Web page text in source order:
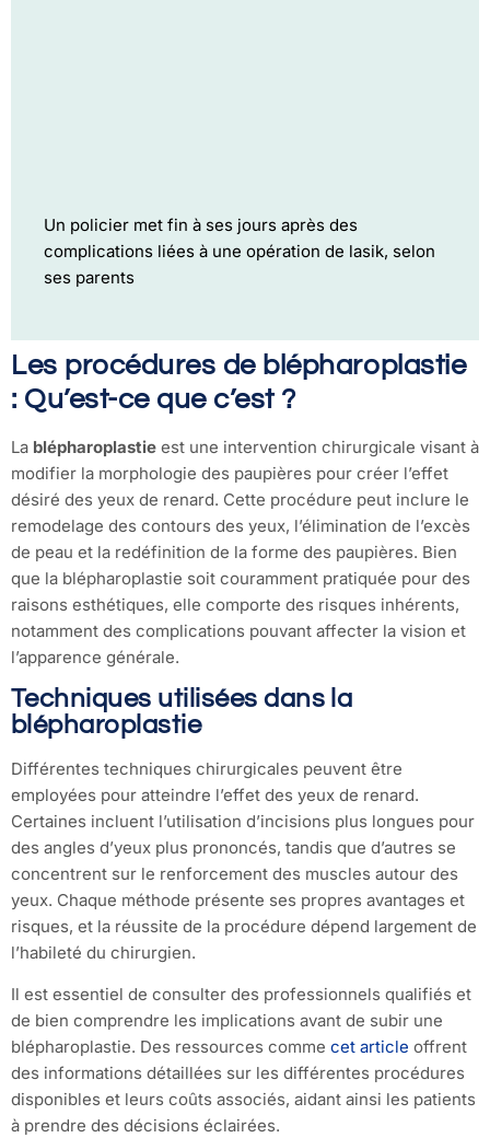
Un policier met fin à ses jours après des
complications liées à une opération de lasik, selon
ses parents
Les procédures de blépharoplastie
: Qu’est-ce que c’est ?
La blépharoplastie est une intervention chirurgicale visant à
modifier la morphologie des paupières pour créer l’effet
désiré des yeux de renard. Cette procédure peut inclure le
remodelage des contours des yeux, l’élimination de l’excès
de peau et la redéfinition de la forme des paupières. Bien
que la blépharoplastie soit couramment pratiquée pour des
raisons esthétiques, elle comporte des risques inhérents,
notamment des complications pouvant affecter la vision et
l’apparence générale.
Techniques utilisées dans la
blépharoplastie
Différentes techniques chirurgicales peuvent être
employées pour atteindre l’effet des yeux de renard.
Certaines incluent l’utilisation d’incisions plus longues pour
des angles d’yeux plus prononcés, tandis que d’autres se
concentrent sur le renforcement des muscles autour des
yeux. Chaque méthode présente ses propres avantages et
risques, et la réussite de la procédure dépend largement de
l’habileté du chirurgien.
Il est essentiel de consulter des professionnels qualifiés et
de bien comprendre les implications avant de subir une
blépharoplastie. Des ressources comme cet article offrent
des informations détaillées sur les différentes procédures
disponibles et leurs coûts associés, aidant ainsi les patients
à prendre des décisions éclairées.